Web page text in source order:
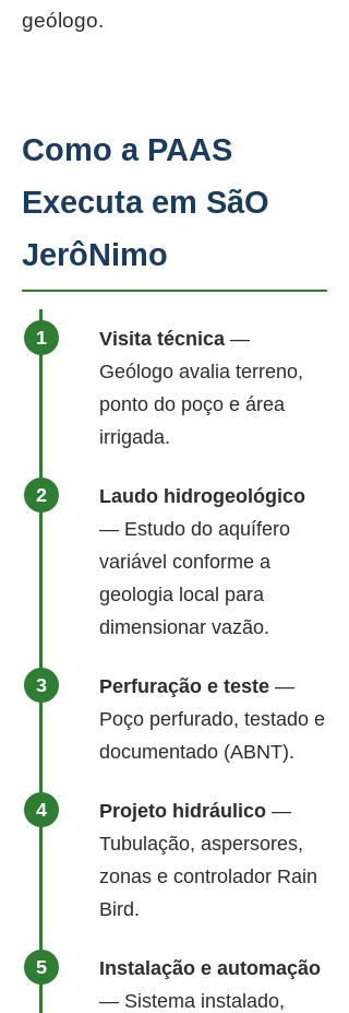
geólogo.
Como a PAAS
Executa em SãO
JerôNimo
Visita técnica —
Geólogo avalia terreno,
ponto do poço e área
irrigada.
Laudo hidrogeológico
— Estudo do aquífero
variável conforme a
geologia local para
dimensionar vazão.
Perfuração e teste —
Poço perfurado, testado e
documentado (ABNT).
Projeto hidráulico —
Tubulação, aspersores,
zonas e controlador Rain
Bird.
Instalação e automação
— Sistema instalado,